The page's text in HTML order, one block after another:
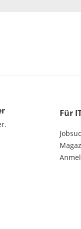
Für